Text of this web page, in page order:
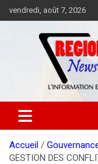
au
vendredi, août 7, 2026
Accueil
GESTION DES